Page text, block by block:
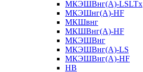
МКЭШВнг(A)-LSLTx
МКЭШнг(А)-HF
МКШвнг
МКШВнг(А)-HF
МКЭШВнг
МКЭШВнг(А)-LS
МКЭШВнг(А)-HF
НВ